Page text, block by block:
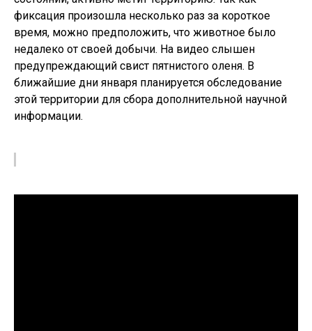
фиксация произошла несколько раз за короткое
время, можно предположить, что животное было
недалеко от своей добычи. На видео слышен
предупреждающий свист пятнистого оленя. В
ближайшие дни января планируется обследование
этой территории для сбора дополнительной научной
информации.